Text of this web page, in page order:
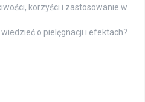
korzyści i zastosowanie w
o pielęgnacji i efektach?